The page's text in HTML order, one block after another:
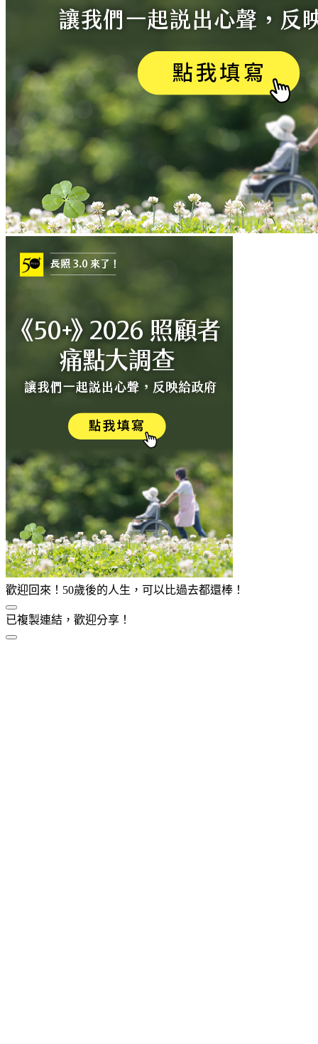
歡迎回來！50歲後的人生，可以比過去都還棒！
已複製連結，歡迎分享！